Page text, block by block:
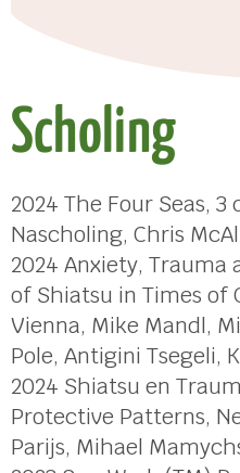
Scholing
2024 The Four Seas, 3
Nascholing, Chris
2024 Anxiety, Trauma
of Shiatsu in Times of
Vienna, Mike Mandl,
Pole, Antigini Tsegeli,
2024 Shiatsu en
Protective Patterns,
Parijs, Mihael